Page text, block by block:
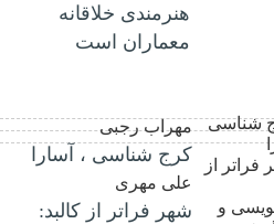
هنرمندی خلاقانه
معماران است
مهراب رجبی
کرج شناسی ، آسارا
علی مهری
شهر فراتر از کالبد: